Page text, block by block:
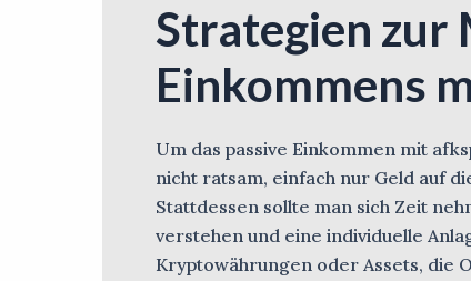
Strategien zur
Einkommens
Um das passive Einkommen mit
nicht ratsam, einfach nur Geld auf
Stattdessen sollte man sich Zeit
verstehen und eine individuelle
Kryptowährungen oder Assets, die